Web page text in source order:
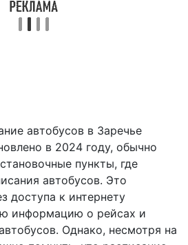
автобусов в Заречье
в 2024 году, обычно
пункты, где
автобусов. Это
доступа к интернету
информацию о рейсах и
Однако, несмотря на